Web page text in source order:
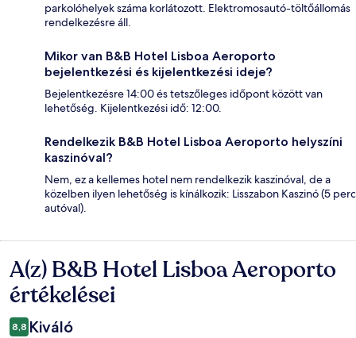
parkolóhelyek száma korlátozott. Elektromosautó-töltőállomás
rendelkezésre áll.
Mikor van B&B Hotel Lisboa Aeroporto
bejelentkezési és kijelentkezési ideje?
Bejelentkezésre 14:00 és tetszőleges időpont között van
lehetőség. Kijelentkezési idő: 12:00.
Rendelkezik B&B Hotel Lisboa Aeroporto helyszíni
kaszinóval?
Nem, ez a kellemes hotel nem rendelkezik kaszinóval, de a
közelben ilyen lehetőség is kínálkozik: Lisszabon Kaszinó (5 perc
autóval).
Értékelések
A(z) B&B Hotel Lisboa Aeroporto
értékelései
8,8 Kiváló